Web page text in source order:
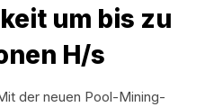
um bis zu
H/s
der neuen Pool-Mining-